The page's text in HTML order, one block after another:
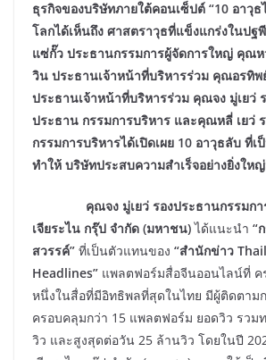
ธุรกิจของบริษัทภายใต้คอนเซ็ปต์ “10 อาวุธ
โลกได้เห็นถึง ศาสตราวุธที่แข็งแกร่งในป
แซ่กั๊ว ประธานกรรมการผู้จัดการใหญ่ คุณ
วิน ประธานเจ้าหน้าที่บริหารร่วม คุณอรทิพ
ประธานเจ้าหน้าที่บริหารร่วม คุณจง มู่เยว่
ประธาน กรรมการบริหาร และคุณหลี่ เยว่
กรรมการบริหารได้เปิดเผย 10 อาวุธลับ ที่เ
ทำให้ บริษัทประสบความสำเร็จอย่างยิ่งให
คุณจง มู่เยว่ รองประธานกรรมการ
เจียระไน กรุ๊ป จำกัด (มหาชน)ได้แนะนำ “
สวรรค์” ที่เป็นตัวแทนของ “สำนักข่าว
Headlines” แพลตฟอร์มสื่อจีนออนไลน์ที่ ค
หนึ่งในสื่อที่มีอิทธิพลที่สุดในไทย มีผู้ติดตาม
ครอบคลุมกว่า 15 แพลตฟอร์ม ยอดวิว รวม
วิว และสูงสุดต่อวัน 25 ล้านวิว โดยในปี